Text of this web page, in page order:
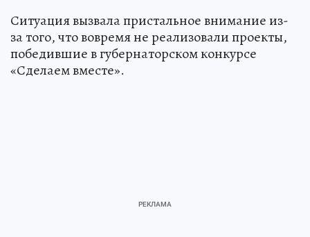
Ситуация вызвала пристальное внимание из-
за того, что вовремя не реализовали проекты,
победившие в губернаторском конкурсе
«Сделаем вместе».